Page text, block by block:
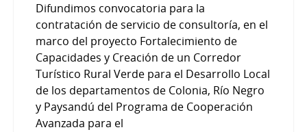
Difundimos convocatoria para la
contratación de servicio de consultoría, en el
marco del proyecto Fortalecimiento de
Capacidades y Creación de un Corredor
Turístico Rural Verde para el Desarrollo Local
de los departamentos de Colonia, Río Negro
y Paysandú del Programa de Cooperación
Avanzada para el